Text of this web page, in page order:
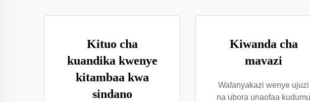
Kituo cha
kuandika kwenye
kitambaa kwa
sindano
Kiwanda cha
mavazi
Wafanyakazi wenye ujuzi
na ubora unaofaa kudumu